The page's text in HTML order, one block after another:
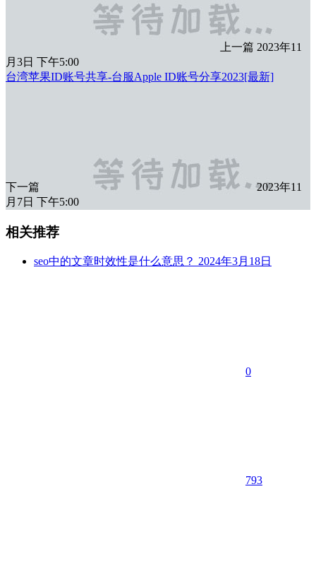
上一篇 2023年11
月3日 下午5:00
台湾苹果ID账号共享-台服Apple ID账号分享2023[最新]
下一篇
2023年11
月7日 下午5:00
相关推荐
seo中的文章时效性是什么意思？ 2024年3月18日
0
793